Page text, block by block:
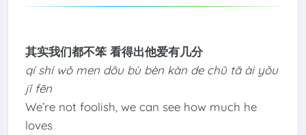
其实我们都不笨 看得出他爱有几分
qí shí wǒ men dōu bù bèn kàn de chū tā ài yǒu
jǐ fēn
We’re not foolish, we can see how much he
loves